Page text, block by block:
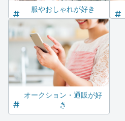
服やおしゃれが好き
オークション・通販が好
き